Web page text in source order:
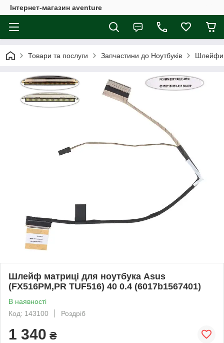
Інтернет-магазин aventure
Товари та послуги Запчастини до Ноутбуків Шлейфи
Шлейф матриці для ноутбука Asus
(FX516PM,PR TUF516) 40 0.4 (6017b1567401)
В наявності
Код: 143100
Роздріб
1 340 ₴